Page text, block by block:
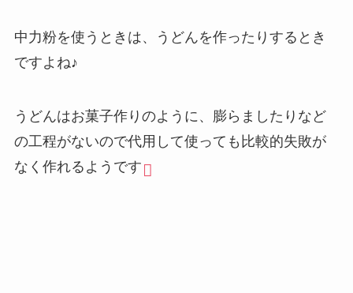
中力粉を使うときは、うどんを作ったりするとき
ですよね♪
うどんはお菓子作りのように、膨らましたりなど
の工程がないので代用して使っても比較的失敗が
なく作れるようです